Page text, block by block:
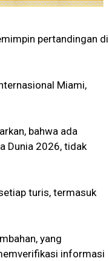
pertandingan di
Miami,
bahwa ada
Dunia 2026, tidak
turis, termasuk
yang
informasi